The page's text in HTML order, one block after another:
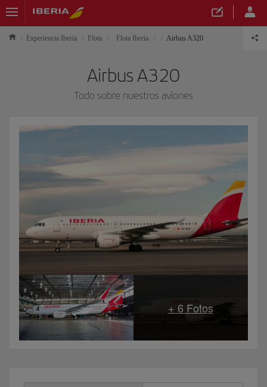
Experiencia Iberia Flota Flota Iberia Airbus A320
Airbus A320
Todo sobre nuestros aviones